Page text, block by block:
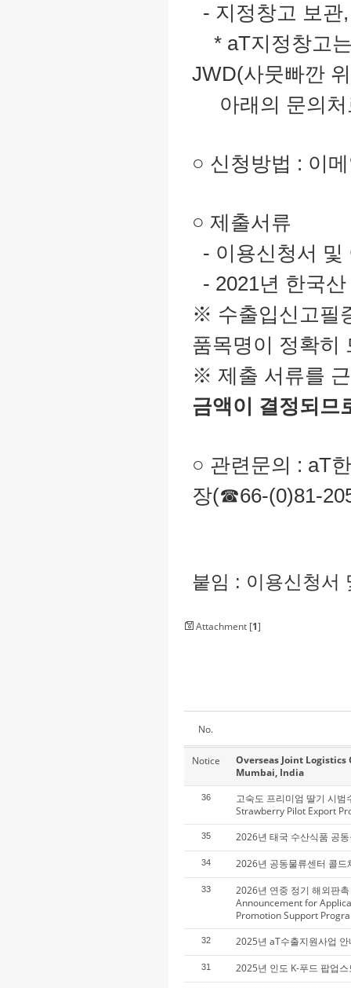
- 지정창고 보관
* aT지정창고
JWD(사뭇빠깐
아래의 문의처
○ 신청방법 : 이
○ 제출서류
- 이용신청서
- 2021년 한국
※ 수출입신고필
품목명이 정확히
※ 제출 서류를
금액이 결정되므
○ 관련문의 : aT
장(☎66-(0)81-
붙임 : 이용신청서
Attachment [1]
No.
Notice
Overseas Joint
Mumbai, India
36
고숙도 프리미엄 딸기 시
Strawberry Pilot Export
35 2026년 태국 수산식품 공
34 2026년 공동물류센터 콜
33
2026년 연중 정기 해외판
Announcement for
Promotion Support
32 2025년 aT수출지원사업 안
31 2025년 인도 K-푸드 팝업